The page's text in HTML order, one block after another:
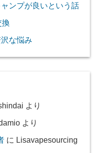
ンプが良いという話
換
な悩み
より
より
に Lisavapesourcing